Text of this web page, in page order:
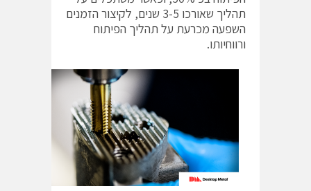
תהליך שאורכו 3-5 שנים, לקיצור הזמנים
השפעה מכרעת על תהליך הפיתוח
ורווחיותו.